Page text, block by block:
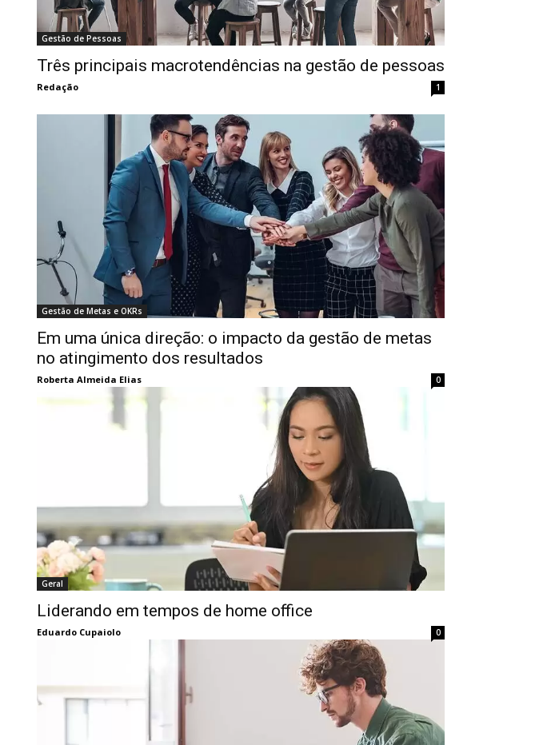
Gestão de Pessoas
Três principais macrotendências na gestão de pessoas
Redação 1
Gestão de Metas e OKRs
Em uma única direção: o impacto da gestão de metas
no atingimento dos resultados
Roberta Almeida Elias 0
Geral
Liderando em tempos de home office
Eduardo Cupaiolo 0